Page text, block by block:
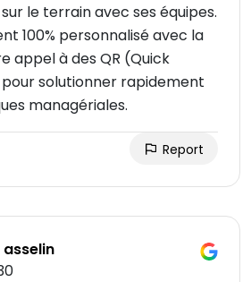
le terrain avec ses équipes.
100% personnalisé avec la
appel à des QR (Quick
solutionner rapidement
managériales.
Report